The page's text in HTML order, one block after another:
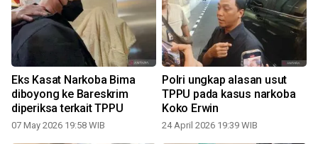
Eks Kasat Narkoba Bima
diboyong ke Bareskrim
diperiksa terkait TPPU
07 May 2026 19:58 WIB
Polri ungkap alasan usut
TPPU pada kasus narkoba
Koko Erwin
24 April 2026 19:39 WIB